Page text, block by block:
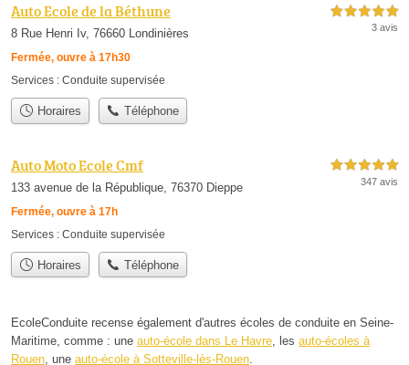
Auto Ecole de la Béthune
8 Rue Henri Iv, 76660 Londinières
Fermée, ouvre à 17h30
5,0 étoiles sur 5
3 avis
Services : Conduite supervisée
Horaires Téléphone
Auto Moto Ecole Cmf
133 avenue de la République, 76370 Dieppe
Fermée, ouvre à 17h
5,0 étoiles sur 5
347 avis
Services : Conduite supervisée
Horaires Téléphone
EcoleConduite recense également d'autres écoles de conduite en Seine-
Maritime, comme : une auto-école dans Le Havre , les auto-écoles à
Rouen , une auto-école à Sotteville-lès-Rouen